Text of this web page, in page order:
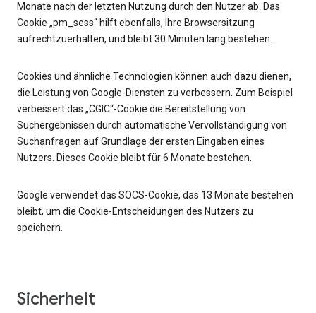
Monate nach der letzten Nutzung durch den Nutzer ab. Das
Cookie „pm_sess“ hilft ebenfalls, Ihre Browsersitzung
aufrechtzuerhalten, und bleibt 30 Minuten lang bestehen.
Cookies und ähnliche Technologien können auch dazu dienen,
die Leistung von Google-Diensten zu verbessern. Zum Beispiel
verbessert das „CGIC“-Cookie die Bereitstellung von
Suchergebnissen durch automatische Vervollständigung von
Suchanfragen auf Grundlage der ersten Eingaben eines
Nutzers. Dieses Cookie bleibt für 6 Monate bestehen.
Google verwendet das SOCS-Cookie, das 13 Monate bestehen
bleibt, um die Cookie-Entscheidungen des Nutzers zu
speichern.
Sicherheit